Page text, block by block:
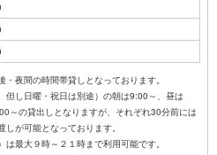
・夜間の時間帯貸しとなっております。
但し日曜・祝日は別途）の朝は9:00～、昼は
～の貸出しとなりますが、それぞれ30分前には
しが可能となっております。
は最大９時～２１時まで利用可能です。